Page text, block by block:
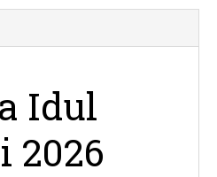
Idul
2026